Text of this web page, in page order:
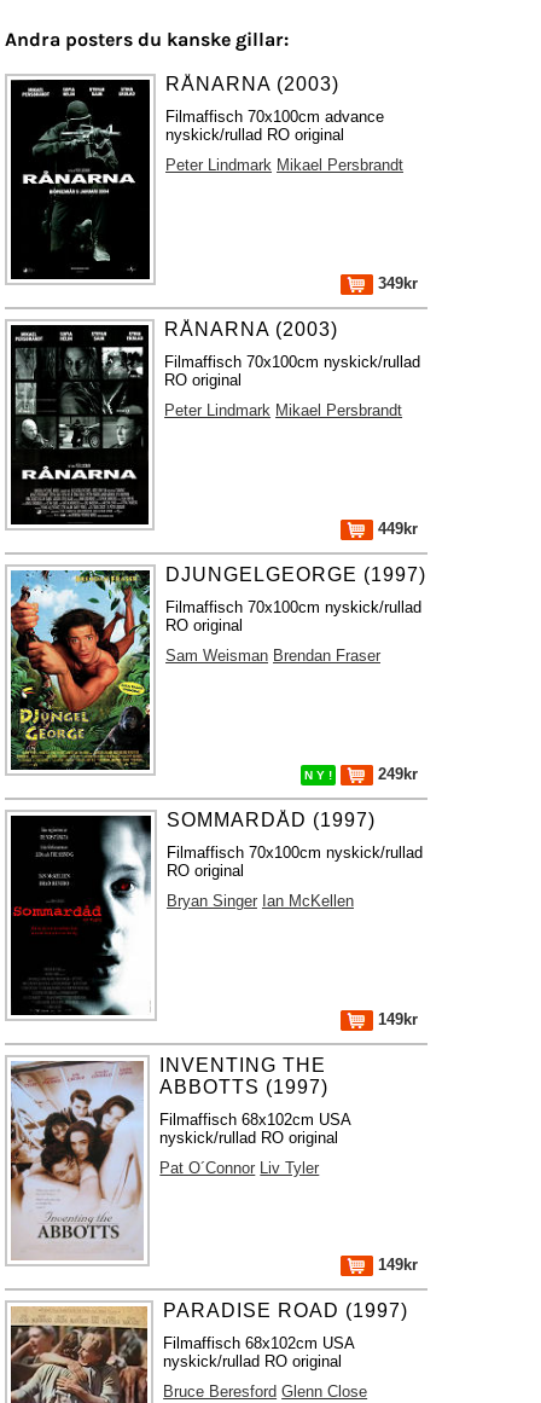
Andra posters du kanske gillar:
RÅNARNA (2003)
Filmaffisch 70x100cm advance
nyskick/rullad RO original
Peter Lindmark Mikael Persbrandt
349kr
RÅNARNA (2003)
Filmaffisch 70x100cm nyskick/rullad
RO original
Peter Lindmark Mikael Persbrandt
449kr
DJUNGELGEORGE (1997)
Filmaffisch 70x100cm nyskick/rullad
RO original
Sam Weisman Brendan Fraser
N Y ! 249kr
SOMMARDÅD (1997)
Filmaffisch 70x100cm nyskick/rullad
RO original
Bryan Singer Ian McKellen
149kr
INVENTING THE
ABBOTTS (1997)
Filmaffisch 68x102cm USA
nyskick/rullad RO original
Pat O´Connor Liv Tyler
149kr
PARADISE ROAD (1997)
Filmaffisch 68x102cm USA
nyskick/rullad RO original
Bruce Beresford Glenn Close